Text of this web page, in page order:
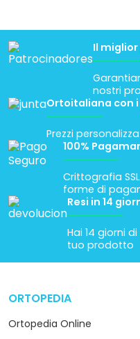
Il
nostri
Ortoitaliana con
Prezzi
100%
Crittografia
forme di
Resi in 14
Hai 14 giorni
tuo prodotto
ORTOPEDIA
Ortopedia Online